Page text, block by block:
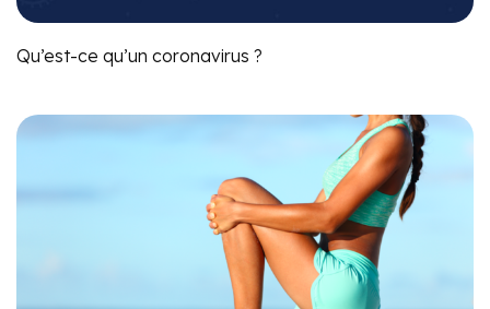
Qu’est-ce qu’un coronavirus ?